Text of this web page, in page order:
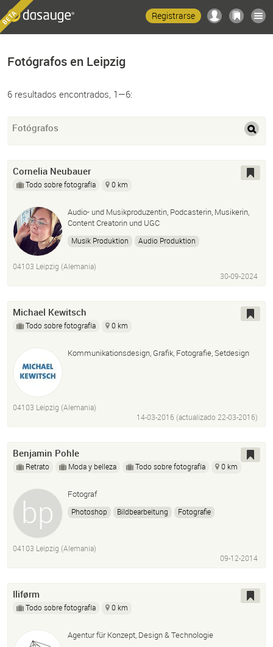
Registrarse
Fotógrafos en Leipzig
6 resultados encontrados, 1—6:
Fotógrafos
Cornelia Neubauer
Todo sobre fotografía 0 km
Audio- und Musikproduzentin, Podcasterin, Musikerin,
Content Creatorin und UGC
Musik Produktion
Audio Produktion
Content Creation
04103 Leipzig (Alemania)
30-09-2024
Michael Kewitsch
Todo sobre fotografía 0 km
Kommunikationsdesign, Grafik, Fotografie, Setdesign
04103 Leipzig (Alemania)
14-03-2016 (actualizado 22-03-2016)
Benjamin Pohle
Retrato Moda y belleza Todo sobre fotografía 0 km
Fotograf
Photoshop Bildbearbeitung
Fotografie
Businessfotografie
Portrait
Mode
Fashion
04103 Leipzig (Alemania)
09-12-2014
Iliførm
Todo sobre fotografía 0 km
Agentur für Konzept, Design & Technologie